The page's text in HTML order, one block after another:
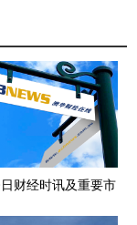
日财经时讯及重要市